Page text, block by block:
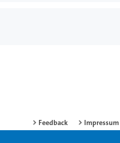
Feedback Impressum